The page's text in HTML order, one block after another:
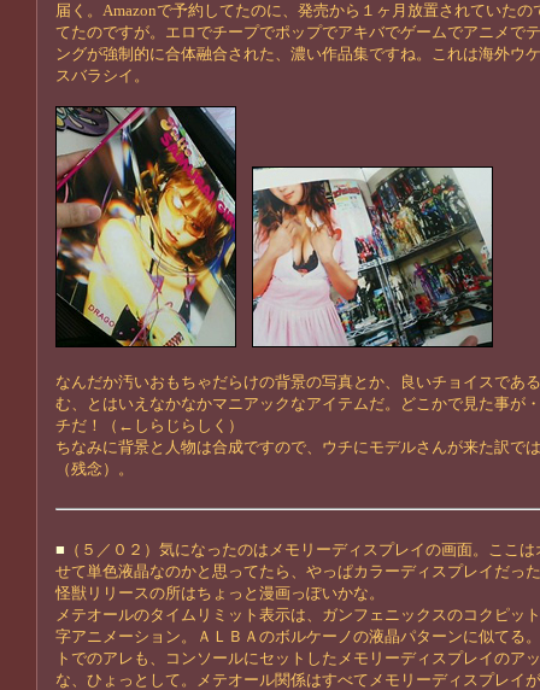
届く。Amazonで予約してたのに、発売から１ヶ月放置されていたの
てたのですが。エロでチープでポップでアキバでゲームでアニメで
ングが強制的に合体融合された、濃い作品集ですね。これは海外ウ
スバラシイ。
なんだか汚いおもちゃだらけの背景の写真とか、良いチョイスであ
む、とはいえなかなかマニアックなアイテムだ。どこかで見た事が
チだ！（←しらじらしく）
ちなみに背景と人物は合成ですので、ウチにモデルさんが来た訳で
（残念）。
■ （５／０２）気になったのはメモリーディスプレイの画面。ここ
せて単色液晶なのかと思ってたら、やっぱカラーディスプレイだっ
怪獣リリースの所はちょっと漫画っぽいかな。
メテオールのタイムリミット表示は、ガンフェニックスのコクピッ
字アニメーション。ＡＬＢＡのボルケーノの液晶パターンに似てる
トでのアレも、コンソールにセットしたメモリーディスプレイのア
な、ひょっとして。メテオール関係はすべてメモリーディスプレイ